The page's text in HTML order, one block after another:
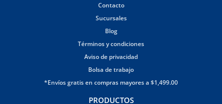
Contacto
Sucursales
Blog
Términos y condiciones
Aviso de privacidad
Bolsa de trabajo
*Envíos gratis en compras mayores a $1,499.00
PRODUCTOS